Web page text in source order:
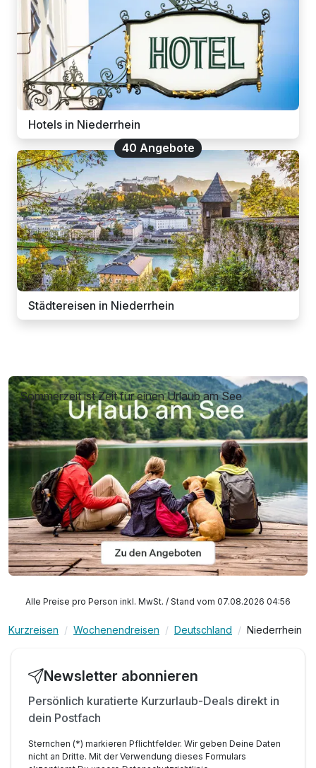
Hotels in Niederrhein
40 Angebote
Städtereisen in Niederrhein
Sommerzeit ist Zeit für einen Urlaub am See
Alle Preise pro Person inkl. MwSt. / Stand vom 07.08.2026 04:56
Kurzreisen Wochenendreisen Deutschland Niederrhein
Newsletter abonnieren
Persönlich kuratierte Kurzurlaub-Deals direkt in
dein Postfach
Sternchen (*) markieren Pflichtfelder. Wir geben Deine Daten
nicht an Dritte. Mit der Verwendung dieses Formulars